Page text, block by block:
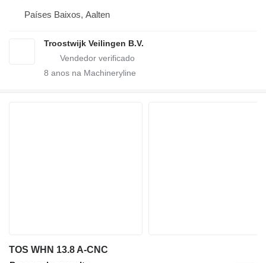
Países Baixos, Aalten
Troostwijk Veilingen B.V.
8 anos na Machineryline
TOS WHN 13.8 A-CNC